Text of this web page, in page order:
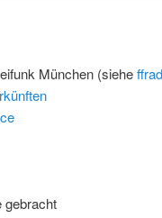
München (siehe
gebracht